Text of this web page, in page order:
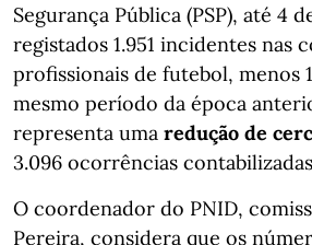
Segurança Pública (PSP), até 4
registados 1.951 incidentes nas
profissionais de futebol, menos
mesmo período da época
representa uma redução de
3.096 ocorrências
O coordenador do PNID,
Pereira, considera que os